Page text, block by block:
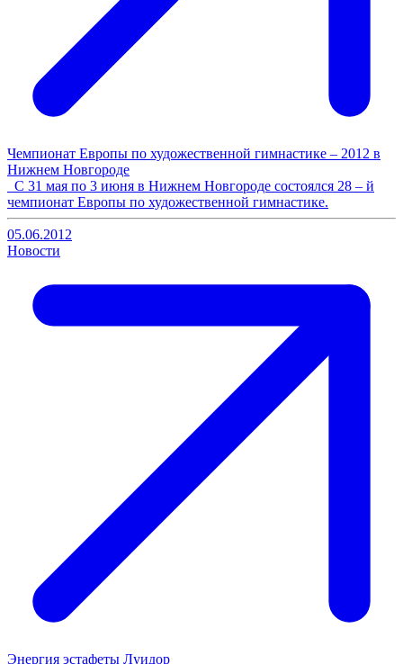
Чемпионат Европы по художественной гимнастике – 2012 в
Нижнем Новгороде
С 31 мая по 3 июня в Нижнем Новгороде состоялся 28 – й
чемпионат Европы по художественной гимнастике.
05.06.2012
Новости
Энергия эстафеты Луидор